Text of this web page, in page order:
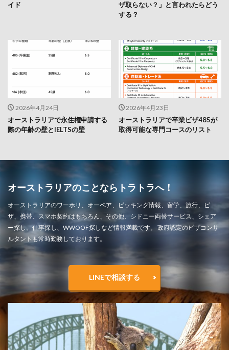
イド
ザ取らない？」と言われたらどう
する？
2026年4月24日
オーストラリアで永住権申請する
際の年齢の壁とIELTSの壁
2026年4月23日
オーストラリアで卒業ビザ485が
取得可能な専門コースのリスト
オーストラリアのことならトラトラへ！
オーストラリアのワーホリ、オーペア、ピッキング情報、留学、旅行、ビ
ザ、携帯、スマホ契約はもちろん、その他、シドニー両替サービス、シェア
ー探し、仕事探し、WWOOF探しなど情報満載です。 政府認定のビザコンサ
ルタントも常時勤務しております。
LINEで相談する